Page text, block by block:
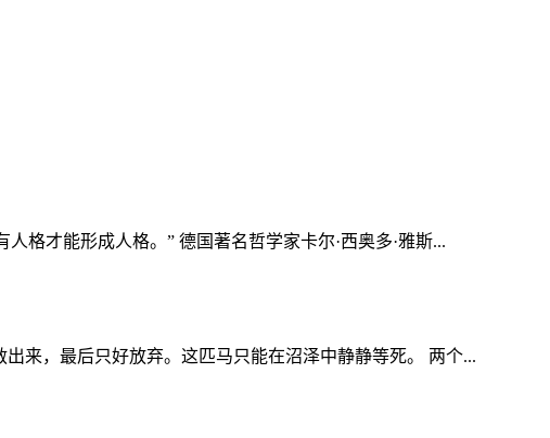
格才能形成人格。” 德国著名哲学家卡尔·西奥多·雅斯...
来，最后只好放弃。这匹马只能在沼泽中静静等死。 两个...